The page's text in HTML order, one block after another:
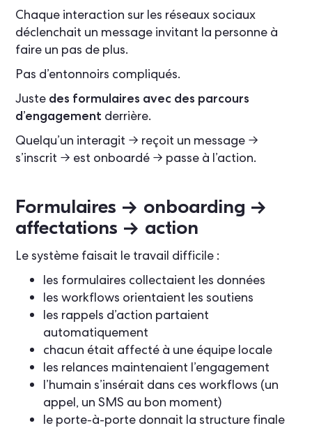
Chaque interaction sur les réseaux sociaux
déclenchait un message invitant la personne à
faire un pas de plus.
Pas d’entonnoirs compliqués.
Juste des formulaires avec des parcours
d’engagement derrière.
Quelqu’un interagit → reçoit un message →
s’inscrit → est onboardé → passe à l’action.
Formulaires → onboarding →
affectations → action
Le système faisait le travail difficile :
les formulaires collectaient les données
les workflows orientaient les soutiens
les rappels d’action partaient
automatiquement
chacun était affecté à une équipe locale
les relances maintenaient l’engagement
l’humain s’insérait dans ces workflows (un
appel, un SMS au bon moment)
le porte-à-porte donnait la structure finale